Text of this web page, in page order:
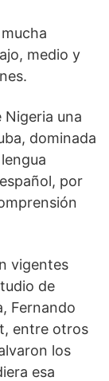
medio y
una
dominada
por
vigentes
de
Fernando
entre otros
los
esa